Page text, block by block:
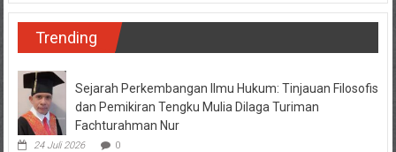
Trending
Sejarah Perkembangan Ilmu Hukum: Tinjauan Filosofis
dan Pemikiran Tengku Mulia Dilaga Turiman
Fachturahman Nur
24 Juli 2026 0